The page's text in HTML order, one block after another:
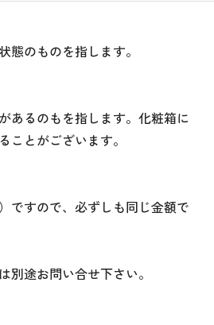
態のものを指します。
あるのもを指します。化粧箱に
ことがございます。
ですので、必ずしも同じ金額で
途お問い合せ下さい。